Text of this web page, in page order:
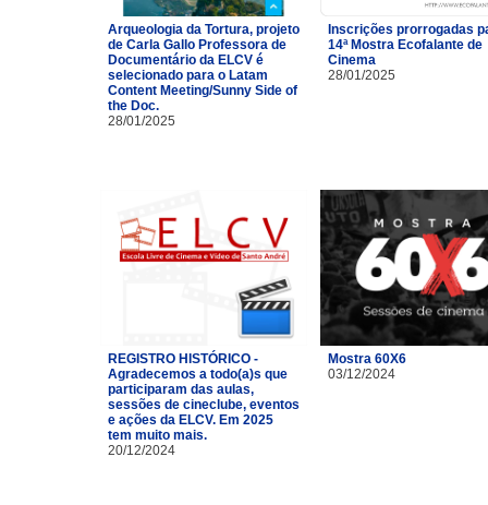
Arqueologia da Tortura, projeto
de Carla Gallo Professora de
Documentário da ELCV é
selecionado para o Latam
Content Meeting/Sunny Side of
the Doc.
28/01/2025
Inscrições prorrogadas
14ª Mostra Ecofalante de
Cinema
28/01/2025
REGISTRO HISTÓRICO -
Agradecemos a todo(a)s que
participaram das aulas,
sessões de cineclube, eventos
e ações da ELCV. Em 2025
tem muito mais.
20/12/2024
Mostra 60X6
03/12/2024